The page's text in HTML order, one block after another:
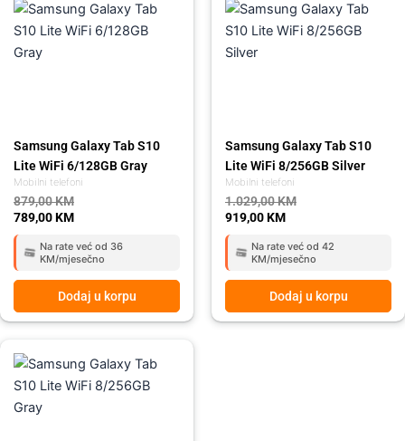
Mobilni telefoni
Samsung Galaxy Tab S10
Lite WiFi 6/128GB Gray
879,00KM
price
was:
879,00 KM.
789,00KM
price
is:
789,00 KM.
Na rate već od 36
KM/mjesečno
Dodaj u korpu
Mobilni telefoni
Samsung Galaxy Tab S10
Lite WiFi 8/256GB Silver
1.029,00KM
price
was:
1.029,00 KM.
919,00KM
price
is:
919,00 KM.
Na rate već od 42
KM/mjesečno
Dodaj u korpu
price
was:
1.029,00 KM.
price
is:
919,00 KM.